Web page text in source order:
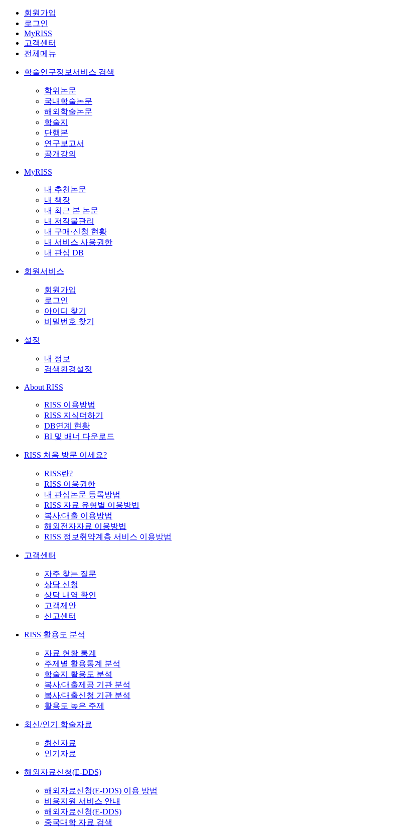
회원가입
로그인
MyRISS
고객센터
전체메뉴
학술연구정보서비스 검색
학위논문
국내학술논문
해외학술논문
학술지
단행본
연구보고서
공개강의
MyRISS
내 추천논문
내 책장
내 최근 본 논문
내 저작물관리
내 구매·신청 현황
내 서비스 사용권한
내 관심 DB
회원서비스
회원가입
로그인
아이디 찾기
비밀번호 찾기
설정
내 정보
검색환경설정
About RISS
RISS 이용방법
RISS 지식더하기
DB연계 현황
BI 및 배너 다운로드
RISS 처음 방문 이세요?
RISS란?
RISS 이용권한
내 관심논문 등록방법
RISS 자료 유형별 이용방법
복사/대출 이용방법
해외전자자료 이용방법
RISS 정보취약계층 서비스 이용방법
고객센터
자주 찾는 질문
상담 신청
상담 내역 확인
고객제안
신고센터
RISS 활용도 분석
자료 현황 통계
주제별 활용통계 분석
학술지 활용도 분석
복사/대출제공 기관 분석
복사/대출신청 기관 분석
활용도 높은 주제
최신/인기 학술자료
최신자료
인기자료
해외자료신청(E-DDS)
해외자료신청(E-DDS) 이용 방법
비용지원 서비스 안내
해외자료신청(E-DDS)
중국대학 자료 검색